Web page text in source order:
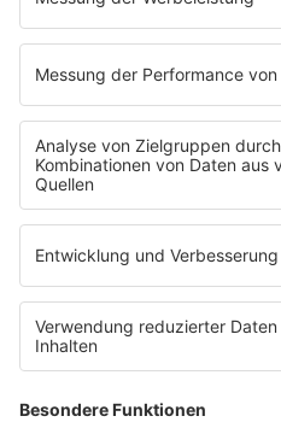
EVENTS
Kontakt
Newsletter
Empfang
sunshine live App
werben bei SUNSHINE LIVE
SERVICE
Datenschutz
Datenschutzeinstellungen
Datenschutzerklärung zur